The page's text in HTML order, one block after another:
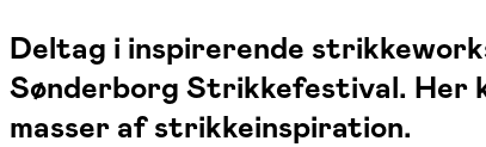
Deltag i inspirerende
Sønderborg Strikkefestival. Her
masser af strikkeinspiration.